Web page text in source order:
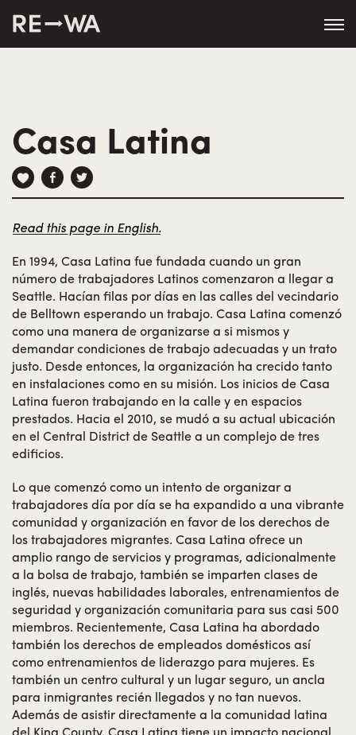
content/themes/revisitwa/"
Casa Latina
Read this page in English.
En 1994, Casa Latina fue fundada cuando un gran
número de trabajadores Latinos comenzaron a llegar a
Seattle. Hacían filas por días en las calles del vecindario
de Belltown esperando un trabajo. Casa Latina comenzó
como una manera de organizarse a si mismos y
demandar condiciones de trabajo adecuadas y un trato
justo. Desde entonces, la organización ha crecido tanto
en instalaciones como en su misión. Los inicios de Casa
Latina fueron trabajando en la calle y en espacios
prestados. Hacia el 2010, se mudó a su actual ubicación
en el Central District de Seattle a un complejo de tres
edificios.
Lo que comenzó como un intento de organizar a
trabajadores día por día se ha expandido a una vibrante
comunidad y organización en favor de los derechos de
los trabajadores migrantes. Casa Latina ofrece un
amplio rango de servicios y programas, adicionalmente
a la bolsa de trabajo, también se imparten clases de
inglés, nuevas habilidades laborales, entrenamientos de
seguridad y organización comunitaria para sus casi 500
miembros. Recientemente, Casa Latina ha abordado
también los derechos de empleados domésticos así
como entrenamientos de liderazgo para mujeres. Es
también un centro cultural y un lugar seguro, un ancla
para inmigrantes recién llegados y no tan nuevos.
Además de asistir directamente a la comunidad latina